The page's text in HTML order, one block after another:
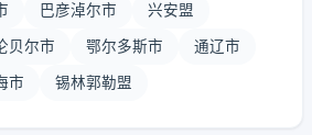
巴彦淖尔市 兴安盟
贝尔市 鄂尔多斯市 通辽市
市 锡林郭勒盟